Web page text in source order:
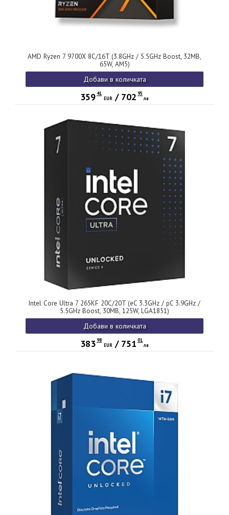
AMD Ryzen 7 9700X 8C/16T (3.8GHz / 5.5GHz Boost, 32MB,
65W, AM5)
Добави в количката
359 41
EUR / 702 95
лв
Intel Core Ultra 7 265KF 20C/20T (eC 3.3GHz / pC 3.9GHz /
5.5GHz Boost, 30MB, 125W, LGA1851)
Добави в количката
38398
EUR / 751 01
лв